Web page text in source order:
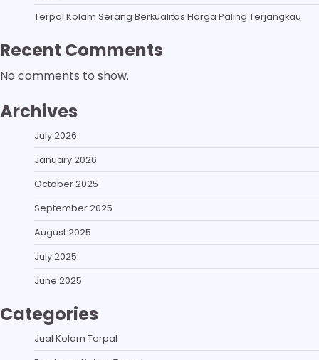
Terpal Kolam Serang Berkualitas Harga Paling Terjangkau
Recent Comments
No comments to show.
Archives
July 2026
January 2026
October 2025
September 2025
August 2025
July 2025
June 2025
Categories
Jual Kolam Terpal